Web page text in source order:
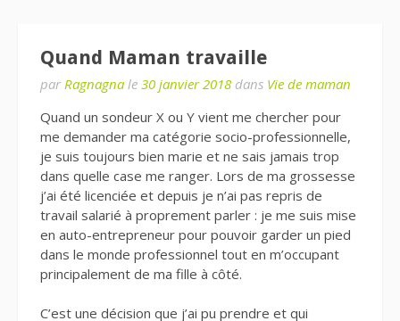
Quand Maman travaille
par Ragnagna le 30 janvier 2018 dans Vie de maman
Quand un sondeur X ou Y vient me chercher pour
me demander ma catégorie socio-professionnelle,
je suis toujours bien marie et ne sais jamais trop
dans quelle case me ranger. Lors de ma grossesse
j’ai été licenciée et depuis je n’ai pas repris de
travail salarié à proprement parler : je me suis mise
en auto-entrepreneur pour pouvoir garder un pied
dans le monde professionnel tout en m’occupant
principalement de ma fille à côté.
C’est une décision que j’ai pu prendre et qui